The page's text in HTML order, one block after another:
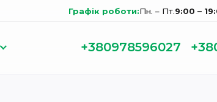
Графік роботи:Пн. – Пт.9:00 –
+380978596027